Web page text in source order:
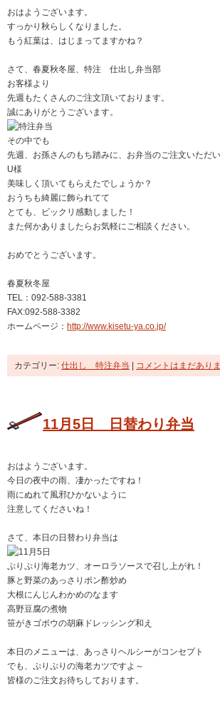
おはようございます。
すっかり秋らしくなりました。
もう紅葉は、はじまってますかね？
さて、春夏秋冬屋、特注 仕出し弁当部
お客様より
先週もたくさんのご注文頂いております。
誠にありがとうございます。
その中でも
先週、お孫さんのもち踏みに、お弁当のご注文いただ
U様
美味しく頂いてもらえたでしょうか？
おうちも綺麗に飾られてて
とても、ビックリ感動しました！
また何かありましたらお気軽にご相談ください。
おめでとうございます。
春夏秋冬屋
TEL：092-588-3381
FAX:092-588-3382
ホームページ： http://www.kisetu-ya.co.jp/
カテゴリー: 仕出し 特注弁当 コメントはまだあり
11月5日 日替わり弁当
おはようございます。
今日の夜中の雨、凄かったですね！
雨にぬれて風邪ひかないように
注意してくださいね！
さて、本日の日替わり弁当は
ぷりぷり海老カツ、オーロラソースで召し上がれ！
豚と野菜のあっさりポン酢炒め
大根にんじんわかめのなます
高野豆腐の煮物
笹がきゴボウの胡麻ドレッシング和え
本日のメニューは、あっさりヘルシーがコンセプト
でも、ぷりぷりの海老カツですよ～
皆様のご注文お待ちしております。